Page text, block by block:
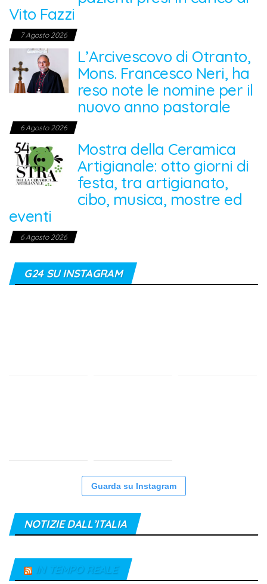
Vito Fazzi
7 Agosto 2026
L’Arcivescovo di Otranto,
Mons. Francesco Neri, ha
reso note le nomine per il
nuovo anno pastorale
6 Agosto 2026
Mostra della Ceramica
Artigianale: otto giorni di
festa, tra artigianato,
cibo, musica, mostre ed
eventi
6 Agosto 2026
G24 SU INSTAGRAM
Guarda su Instagram
NOTIZIE DALL’ITALIA
IN TEMPO REALE